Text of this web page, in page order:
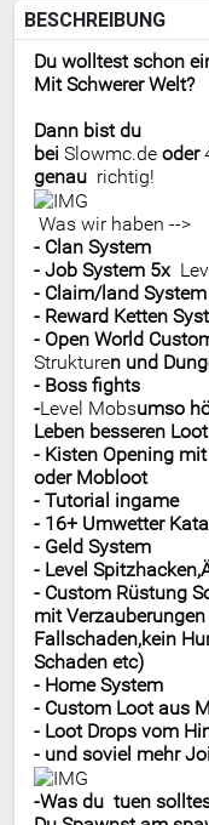
BESCHREIBUNG
Du wolltest schon
Mit Schwerer Welt?
Dann bist du
bei Slowmc.de oder
genau richtig!
Was wir haben -->
- Clan System
- Job System 5x
- Claim/land
- Reward Ketten
- Open World
Strukturen und
- Boss fights
-Level Mobsumso
Leben besseren Loot
- Kisten Opening
oder Mobloot
- Tutorial ingame
- 16+ Umwetter
- Geld System
- Level
- Custom Rüstung
mit
Fallschaden,kein
Schaden etc)
- Home System
- Custom Loot aus
- Loot Drops vom
- und soviel mehr
-Was du tuen